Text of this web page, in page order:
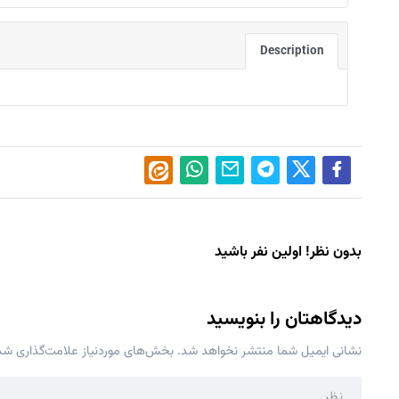
Description
بدون نظر! اولین نفر باشید
دیدگاهتان را بنویسید
نشانی ایمیل شما منتشر نخواهد شد. بخش‌های موردنیاز علامت‌گذاری